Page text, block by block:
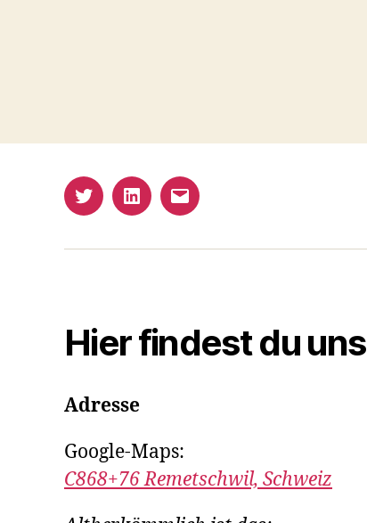
TwitterLinkedIn
E-
Hier findest du uns
Adresse
Google-Maps:
C868+76 Remetschwil, Schweiz